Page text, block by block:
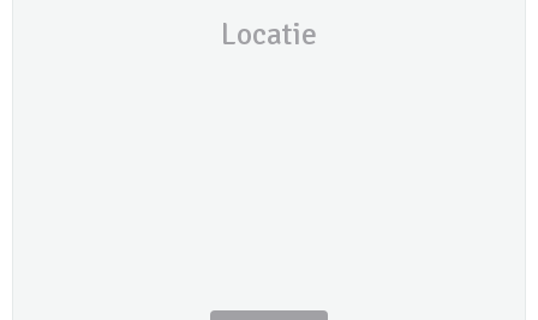
Locatie